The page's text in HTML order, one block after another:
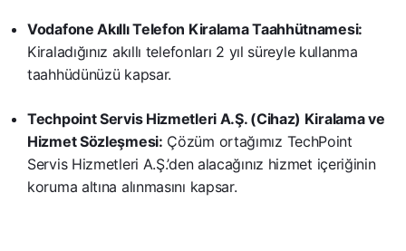
Vodafone Akıllı Telefon Kiralama Taahhütnamesi:
Kiraladığınız akıllı telefonları 2 yıl süreyle kullanma
taahhüdünüzü kapsar.
Techpoint Servis Hizmetleri A.Ş. (Cihaz) Kiralama ve
Hizmet Sözleşmesi: Çözüm ortağımız TechPoint
Servis Hizmetleri A.Ş.’den alacağınız hizmet içeriğinin
koruma altına alınmasını kapsar.